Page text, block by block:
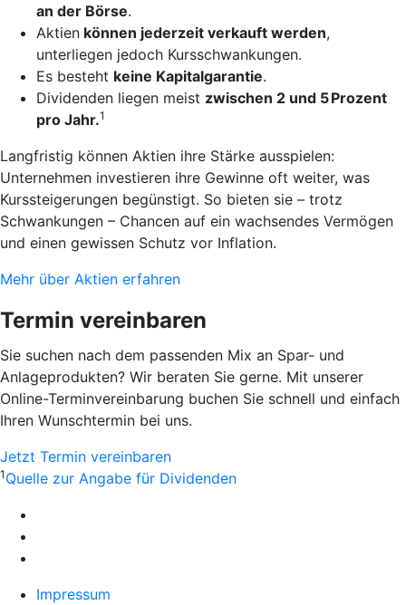
an der Börse.
Aktien können jederzeit verkauft werden,
unterliegen jedoch Kursschwankungen.
Es besteht keine Kapitalgarantie.
Dividenden liegen meist zwischen 2 und 5 Prozent
pro Jahr.1
Langfristig können Aktien ihre Stärke ausspielen:
Unternehmen investieren ihre Gewinne oft weiter, was
Kurssteigerungen begünstigt. So bieten sie – trotz
Schwankungen – Chancen auf ein wachsendes Vermögen
und einen gewissen Schutz vor Inflation.
Mehr über Aktien erfahren
Termin vereinbaren
Sie suchen nach dem passenden Mix an Spar- und
Anlageprodukten? Wir beraten Sie gerne. Mit unserer
Online-Terminvereinbarung buchen Sie schnell und einfach
Ihren Wunschtermin bei uns.
Jetzt Termin vereinbaren
1 Quelle zur Angabe für Dividenden
Impressum